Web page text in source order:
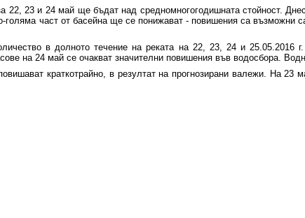
22, 23 и 24 май ще бъдат над средномногогодишната стойност.
част от басейна ще се понижават - повишения са възможни
в долното течение на реката на 22, 23, 24 и 25.05.2016
на 24 май се очакват значителни повишения във водосбора.
краткотрайно, в резултат на прогнозирани валежи. На